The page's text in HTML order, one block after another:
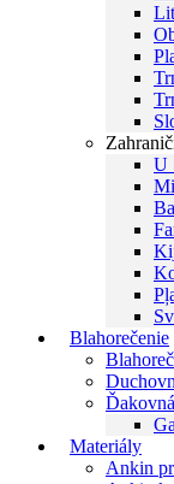
U
Blahorečenie
Materiály
Ankin